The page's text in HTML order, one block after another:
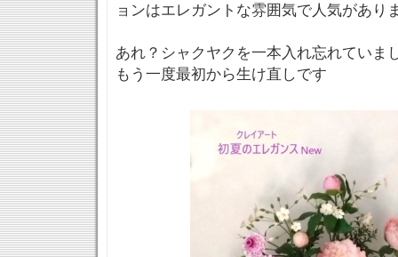
ョンはエレガントな雰囲気で人気があり
あれ？シャクヤクを一本入れ忘れていま
もう一度最初から生け直しです